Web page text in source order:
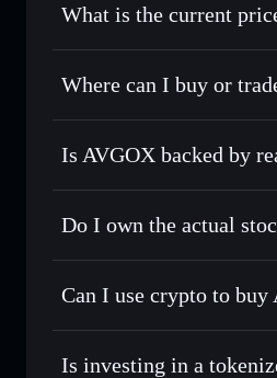
What is the current
Where can I buy or
Is AVGOX backed by
Do I own the actual
Can I use crypto to buy
Is investing in a